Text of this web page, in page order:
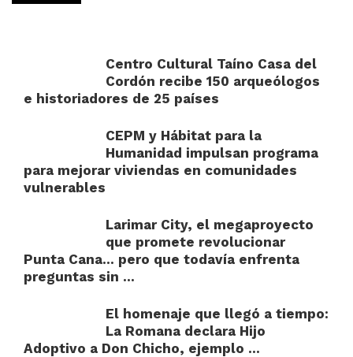
Centro Cultural Taíno Casa del
Cordón recibe 150 arqueólogos
e historiadores de 25 países
CEPM y Hábitat para la
Humanidad impulsan programa
para mejorar viviendas en comunidades
vulnerables
Larimar City, el megaproyecto
que promete revolucionar
Punta Cana… pero que todavía enfrenta
preguntas sin ...
El homenaje que llegó a tiempo:
La Romana declara Hijo
Adoptivo a Don Chicho, ejemplo ...